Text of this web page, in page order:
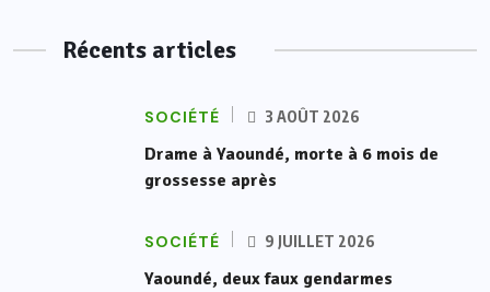
Récents articles
SOCIÉTÉ 3 AOÛT 2026
Drame à Yaoundé, morte à 6 mois de
grossesse après
SOCIÉTÉ 9 JUILLET 2026
Yaoundé, deux faux gendarmes